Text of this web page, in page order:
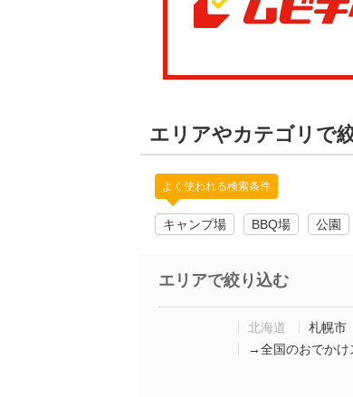
エリアやカテゴリで
よく使われる検索条件
キャンプ場 BBQ場 公園
エリアで絞り込む
北海道 札幌市
→全国のおでかけ